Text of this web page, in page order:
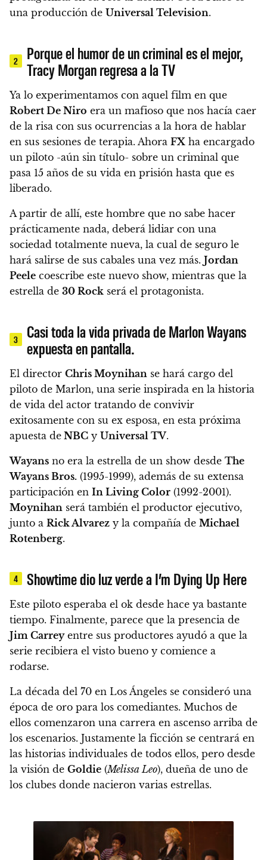
una producción de Universal Television.
2
Porque el humor de un criminal es el mejor,
Tracy Morgan regresa a la TV
Ya lo experimentamos con aquel film en que
Robert De Niro era un mafioso que nos hacía caer
de la risa con sus ocurrencias a la hora de hablar
en sus sesiones de terapia. Ahora FX ha encargado
un piloto -aún sin título- sobre un criminal que
pasa 15 años de su vida en prisión hasta que es
liberado.
A partir de allí, este hombre que no sabe hacer
prácticamente nada, deberá lidiar con una
sociedad totalmente nueva, la cual de seguro le
hará salirse de sus cabales una vez más. Jordan
Peele coescribe este nuevo show, mientras que la
estrella de 30 Rock será el protagonista.
3
Casi toda la vida privada de Marlon Wayans
expuesta en pantalla.
El director Chris Moynihan se hará cargo del
piloto de Marlon, una serie inspirada en la historia
de vida del actor tratando de convivir
exitosamente con su ex esposa, en esta próxima
apuesta de NBC y Universal TV.
Wayans no era la estrella de un show desde The
Wayans Bros. (1995-1999), además de su extensa
participación en In Living Color (1992-2001).
Moynihan será también el productor ejecutivo,
junto a Rick Alvarez y la compañía de Michael
Rotenberg.
4 Showtime dio luz verde a I’m Dying Up Here
Este piloto esperaba el ok desde hace ya bastante
tiempo. Finalmente, parece que la presencia de
Jim Carreyentre sus productores ayudó a que la
serie recibiera el visto bueno y comience a
rodarse.
La década del 70 en Los Ángeles se consideró una
época de oro para los comediantes. Muchos de
ellos comenzaron una carrera en ascenso arriba de
los escenarios. Justamente la ficción se centrará en
las historias individuales de todos ellos, pero desde
la visión de Goldie (Melissa Leo), dueña de uno de
los clubes donde nacieron varias estrellas.